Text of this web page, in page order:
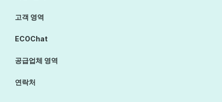
고객 영역
ECOChat
공급업체 영역
연락처